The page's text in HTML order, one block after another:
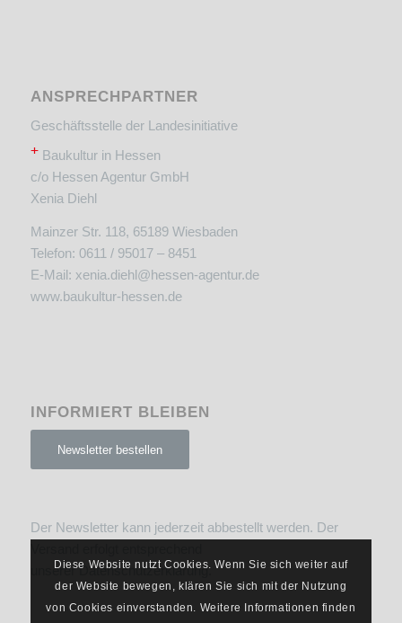
ANSPRECHPARTNER
Geschäftsstelle der Landesinitiative
+Baukultur in Hessen
c/o Hessen Agentur GmbH
Xenia Diehl
Mainzer Str. 118, 65189 Wiesbaden
Telefon: 0611 / 95017 – 8451
E-Mail: xenia.diehl@hessen-agentur.de
www.baukultur-hessen.de
INFORMIERT BLEIBEN
Newsletter bestellen
Der Newsletter kann jederzeit abbestellt werden. Der
unsererDatenschutzerklärung.
Diese Website nutzt Cookies. Wenn Sie sich weiter auf
der Website bewegen, klären Sie sich mit der Nutzung
von Cookies einverstanden. Weitere Informationen finden